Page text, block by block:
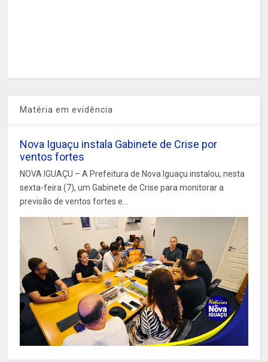
Matéria em evidência
Nova Iguaçu instala Gabinete de Crise por
ventos fortes
NOVA IGUAÇU – A Prefeitura de Nova Iguaçu instalou, nesta
sexta-feira (7), um Gabinete de Crise para monitorar a
previsão de ventos fortes e...